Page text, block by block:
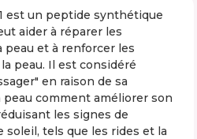
est un peptide synthétique
aider à réparer les
peau et à renforcer les
peau. Il est considéré
en raison de sa
peau comment améliorer son
les signes de
soleil, tels que les rides et la